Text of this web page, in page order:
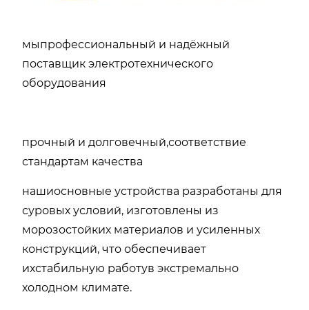
мыпрофессиональный и надёжный
поставщик электротехнического
оборудования
прочный и долговечный,соответствие
стандартам качества
нашиосновные устройства разработаны для
суровых условий, изготовлены из
морозостойких материалов и усиленных
конструкций, что обеспечивает
ихстабильную работув экстремально
холодном климате.